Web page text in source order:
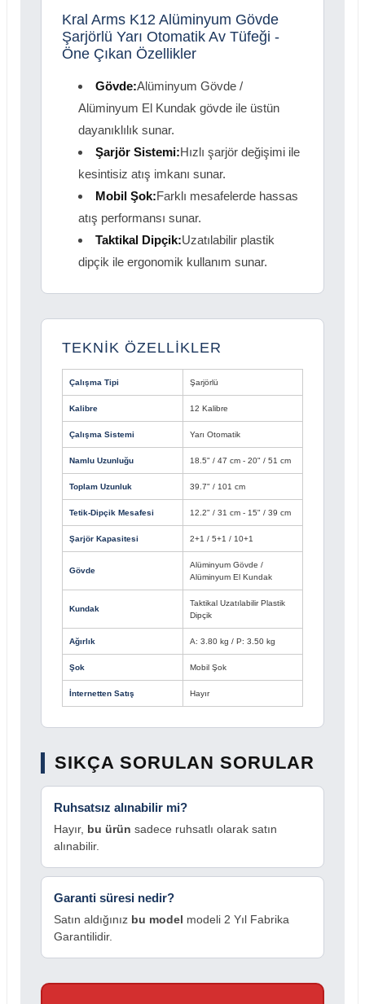
Kral Arms K12 Alüminyum Gövde
Şarjörlü Yarı Otomatik Av Tüfeği -
Öne Çıkan Özellikler
Gövde:Alüminyum Gövde /
Alüminyum El Kundak gövde ile üstün
dayanıklılık sunar.
Şarjör Sistemi:Hızlı şarjör değişimi ile
kesintisiz atış imkanı sunar.
Mobil Şok:Farklı mesafelerde hassas
atış performansı sunar.
Taktikal Dipçik:Uzatılabilir plastik
dipçik ile ergonomik kullanım sunar.
TEKNİK ÖZELLİKLER
Çalışma Tipi Şarjörlü
Kalibre 12 Kalibre
Çalışma Sistemi Yarı Otomatik
Namlu Uzunluğu 18.5" / 47 cm - 20" / 51 cm
Toplam Uzunluk 39.7" / 101 cm
Tetik-Dipçik Mesafesi 12.2" / 31 cm - 15" / 39 cm
Şarjör Kapasitesi 2+1 / 5+1 / 10+1
Gövde
Alüminyum Gövde /
Alüminyum El Kundak
Kundak
Taktikal Uzatılabilir Plastik
Dipçik
Ağırlık A: 3.80 kg / P: 3.50 kg
Şok Mobil Şok
İnternetten Satış Hayır
SIKÇA SORULAN SORULAR
Ruhsatsız alınabilir mi?
Hayır, bu ürün sadece ruhsatlı olarak satın
alınabilir.
Garanti süresi nedir?
Satın aldığınız bu model modeli 2 Yıl Fabrika
Garantilidir.